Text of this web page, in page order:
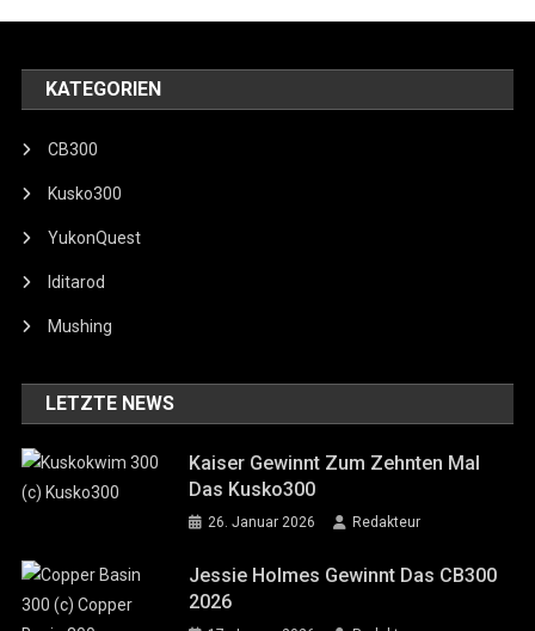
KATEGORIEN
CB300
Kusko300
YukonQuest
Iditarod
Mushing
LETZTE NEWS
Kaiser Gewinnt Zum Zehnten Mal
Das Kusko300
26. Januar 2026 Redakteur
Jessie Holmes Gewinnt Das CB300
2026